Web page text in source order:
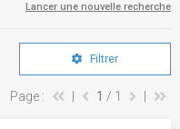
Lancer une nouvelle recherche
Filtrer
Page : 1 / 1